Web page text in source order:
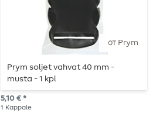
от Prym
Prym soljet vahvat 40 mm -
musta - 1 kpl
5,10 € *
1 Kappale